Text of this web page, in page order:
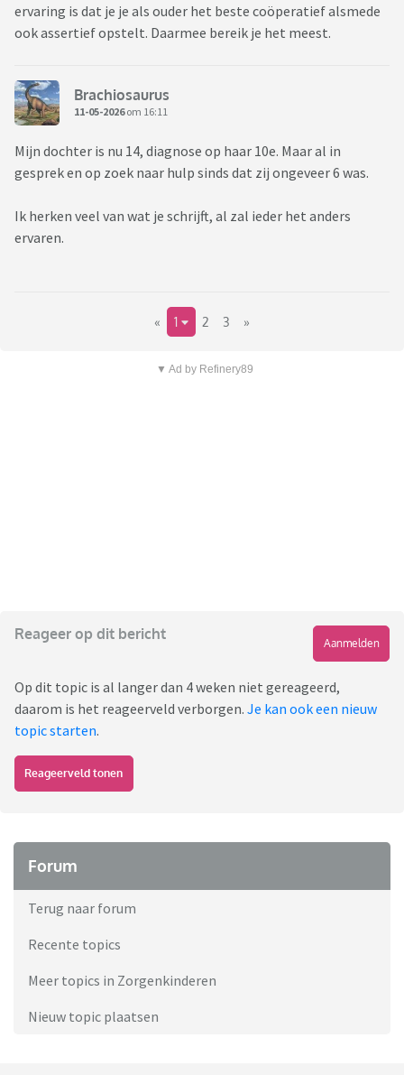
ervaring is dat je je als ouder het beste coöperatief alsmede
ook assertief opstelt. Daarmee bereik je het meest.
Brachiosaurus
11-05-2026om 16:11
Mijn dochter is nu 14, diagnose op haar 10e. Maar al in
gesprek en op zoek naar hulp sinds dat zij ongeveer 6 was.
Ik herken veel van wat je schrijft, al zal ieder het anders
ervaren.
« 1 2 3 »
▼ Ad by Refinery89
Reageer op dit bericht
Aanmelden
Op dit topic is al langer dan 4 weken niet gereageerd,
daarom is het reageerveld verborgen. Je kan ook een nieuw
topic starten.
Reageerveld tonen
Forum
Terug naar forum
Recente topics
Meer topics in Zorgenkinderen
Nieuw topic plaatsen